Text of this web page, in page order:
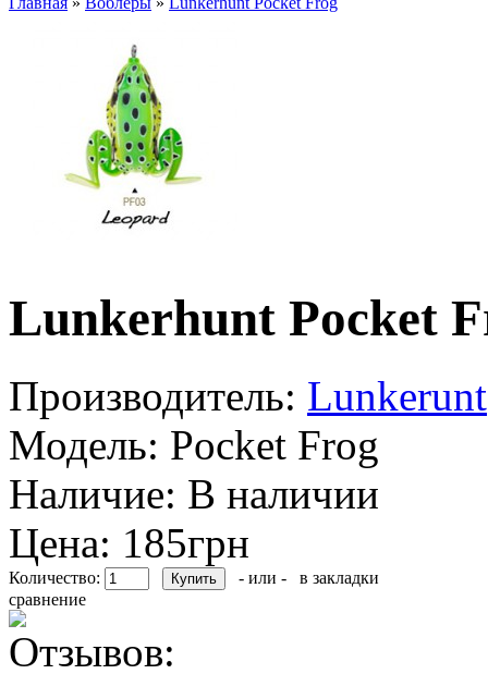
Lunkerhunt Pocket
Производитель: Lunkerunt
Модель: Pocket Frog
Наличие: В наличии
Цена: 185грн
Количество: - или -
в закладки
сравнение